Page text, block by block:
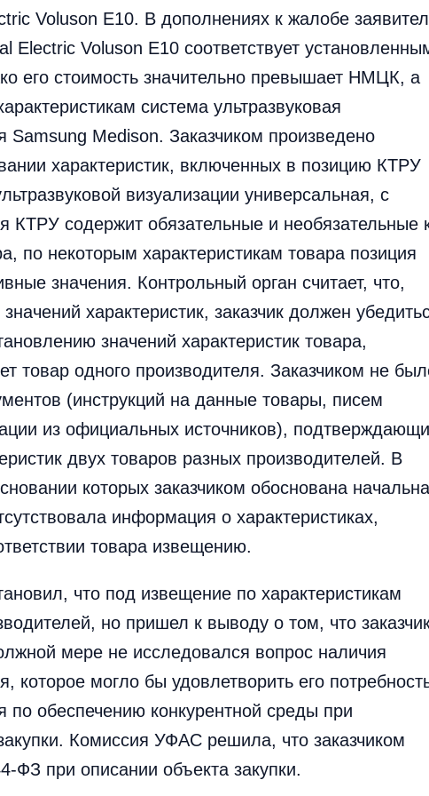
Voluson E10. В дополнениях к жалобе
Electric Voluson E10 соответствует
его стоимость значительно превышает НМЦК, а
система ультразвуковая
Samsung Medison. Заказчиком произведено
характеристик, включенных в позицию КТРУ
визуализации универсальная, с
КТРУ содержит обязательные и необязательные
по некоторым характеристикам товара позиция
значения. Контрольный орган считает, что,
характеристик, заказчик должен
значений характеристик товара,
товар одного производителя. Заказчиком не
(инструкций на данные товары, писем
из официальных источников),
двух товаров разных производителей. В
которых заказчиком обоснована
информация о характеристиках,
товара извещению.
что под извещение по характеристикам
но пришел к выводу о том, что
мере не исследовался вопрос наличия
которое могло бы удовлетворить его
обеспечению конкурентной среды при
Комиссия УФАС решила, что заказчиком
при описании объекта закупки.